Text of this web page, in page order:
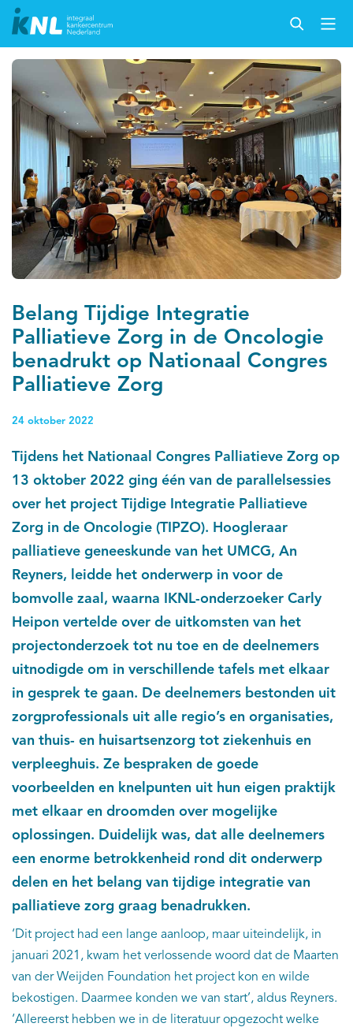
Belang Tijdige Integratie
Palliatieve Zorg in de Oncologie
benadrukt op Nationaal Congres
Palliatieve Zorg
24 oktober 2022
Tijdens het Nationaal Congres Palliatieve Zorg op
13 oktober 2022 ging één van de parallelsessies
over het project Tijdige Integratie Palliatieve
Zorg in de Oncologie (TIPZO). Hoogleraar
palliatieve geneeskunde van het UMCG, An
Reyners, leidde het onderwerp in voor de
bomvolle zaal, waarna IKNL-onderzoeker Carly
Heipon vertelde over de uitkomsten van het
projectonderzoek tot nu toe en de deelnemers
uitnodigde om in verschillende tafels met elkaar
in gesprek te gaan. De deelnemers bestonden uit
zorgprofessionals uit alle regio’s en organisaties,
van thuis- en huisartsenzorg tot ziekenhuis en
verpleeghuis. Ze bespraken de goede
voorbeelden en knelpunten uit hun eigen praktijk
met elkaar en droomden over mogelijke
oplossingen. Duidelijk was, dat alle deelnemers
een enorme betrokkenheid rond dit onderwerp
delen en het belang van tijdige integratie van
palliatieve zorg graag benadrukken.
‘Dit project had een lange aanloop, maar uiteindelijk, in
januari 2021, kwam het verlossende woord dat de Maarten
van der Weijden Foundation het project kon en wilde
bekostigen. Daarmee konden we van start’, aldus Reyners.
‘Allereerst hebben we in de literatuur opgezocht welke